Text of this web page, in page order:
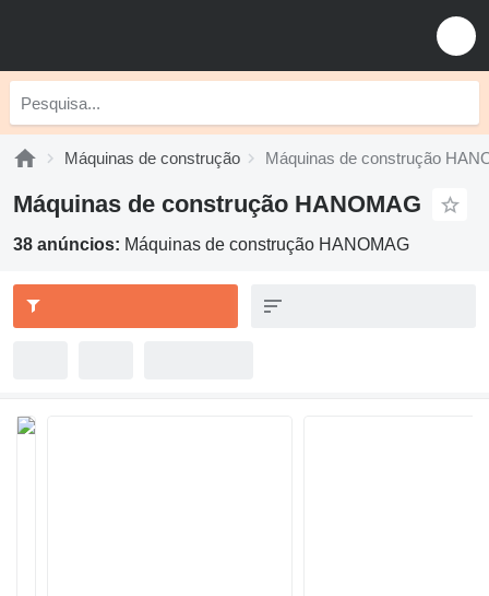
Máquinas de construção Máquinas de construção
Máquinas de construção HANOMAG
38 anúncios: Máquinas de construção HANOMAG